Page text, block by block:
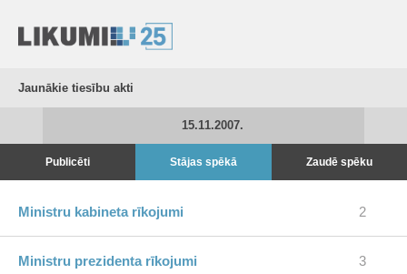
Jaunākie tiesību akti
15.11.2007.
Publicēti Stājas spēkā Zaudē spēku
Ministru kabineta rīkojumi 2
Ministru prezidenta rīkojumi 3